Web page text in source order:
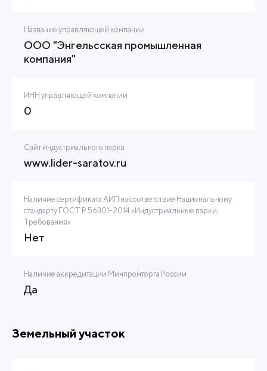
Название управляющей компании
ООО "Энгельсская промышленная
компания"
ИНН управляющей компании
0
Сайт индустриального парка
www.lider-saratov.ru
Наличие сертификата АИП на соответствие Национальному
стандарту ГОСТ Р 56301-2014 «Индустриальные парки.
Требования»
Нет
Наличие аккредитации Минпромторга России
Да
Земельный участок